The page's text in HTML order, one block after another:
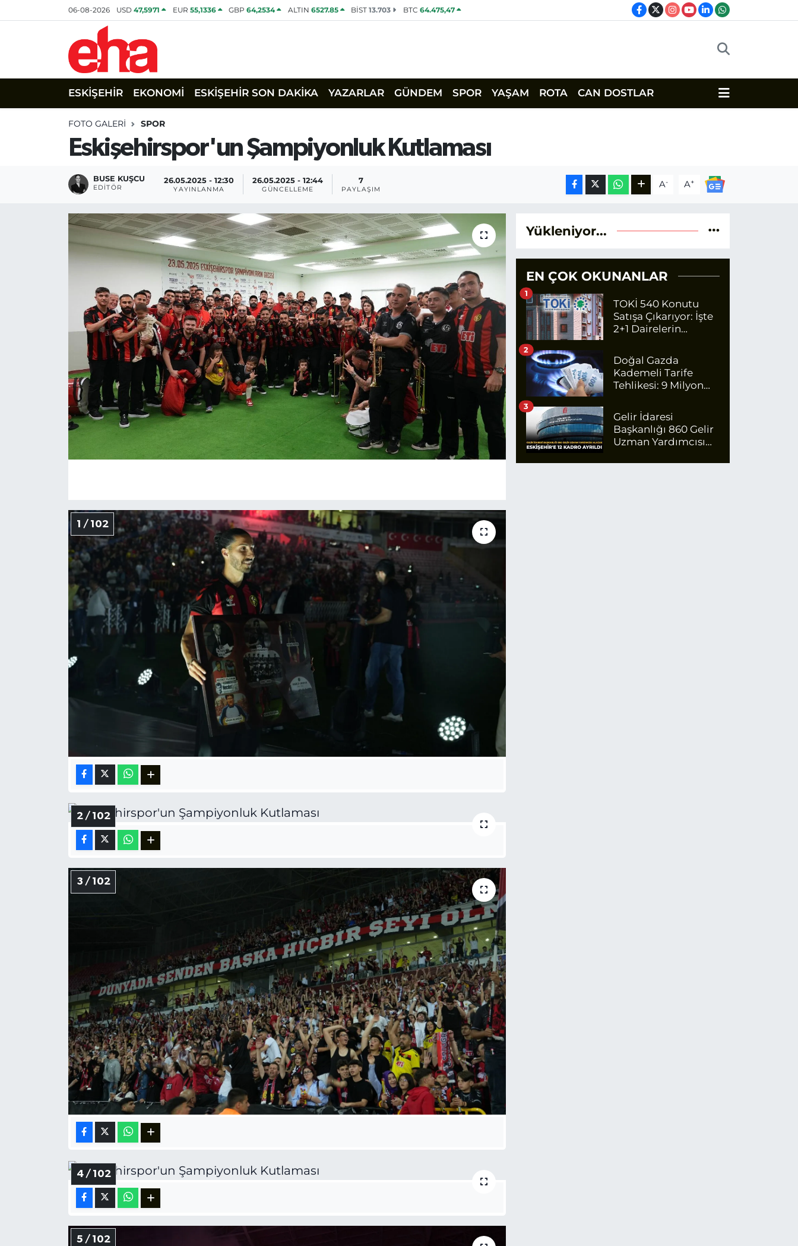
06-08-2026 USD47,5971 EUR 55,1336 GBP64,2534 ALTIN 6527.85 BİST13.703 BTC 64.475,47
ESKİŞEHİR EKONOMİ ESKİŞEHİR SON DAKİKA YAZARLAR GÜNDEM SPOR YAŞAM ROTA CAN DOSTLAR
FOTO GALERI SPOR
Eskişehirspor'un Şampiyonluk Kutlaması
BUSE KUŞCU
EDITÖR
26.05.2025 - 12:30
YAYINLANMA
26.05.2025 - 12:44
GÜNCELLEME
7
PAYLAŞIM A- A+
1 / 102
2 / 102
3 / 102
4 / 102
5 / 102
Yükleniyor...
EN ÇOK OKUNANLAR
TOKİ 540 Konutu
Satışa Çıkarıyor: İşte
2+1 Dairelerin
1
Doğal Gazda
Kademeli Tarife
Tehlikesi: 9 Milyon
Ödeyecek
2
Gelir İdaresi
Başkanlığı 860 Gelir
Uzman Yardımcısı
Kadro Ayrıldı
3